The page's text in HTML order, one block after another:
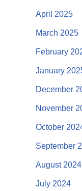
April 2025
March 2025
February
January
December
November
October
September
August 2024
July 2024